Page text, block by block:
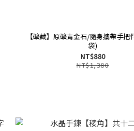
【礦藏】原礦青金石/隨身攜帶手把
袋)
NT$880
NT$1,380